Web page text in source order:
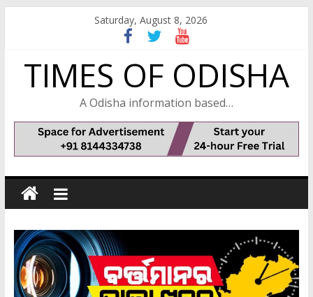
Saturday, August 8, 2026
TIMES OF ODISHA
A Odisha information based…